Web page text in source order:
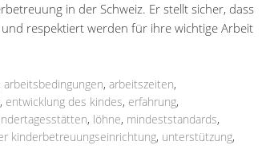
in der Schweiz. Er stellt sicher, dass
respektiert werden für ihre wichtige Arbeit
arbeitsbedingungen, arbeitszeiten,
, entwicklung des kindes, erfahrung,
, löhne, mindeststandards,
kinderbetreuungseinrichtung, unterstützung,